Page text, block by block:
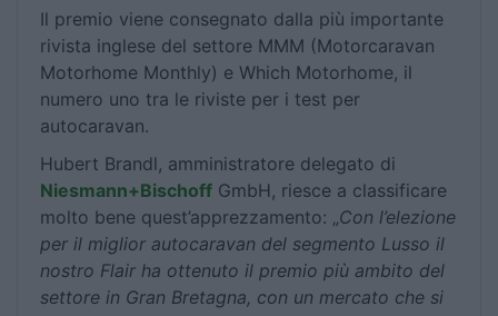
Il premio viene consegnato dalla più importante
rivista inglese del settore MMM (Motorcaravan
Motorhome Monthly) e Which Motorhome, il
numero uno tra le riviste per i test per
autocaravan.
Hubert Brandl, amministratore delegato di
Niesmann+Bischoff GmbH, riesce a classificare
molto bene quest’apprezzamento: „Con l’elezione
per il miglior autocaravan del segmento Lusso il
nostro Flair ha ottenuto il premio più ambito del
settore in Gran Bretagna, con un mercato che si